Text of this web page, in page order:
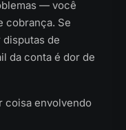
— você
cobrança. Se
de
da conta é dor de
coisa envolvendo